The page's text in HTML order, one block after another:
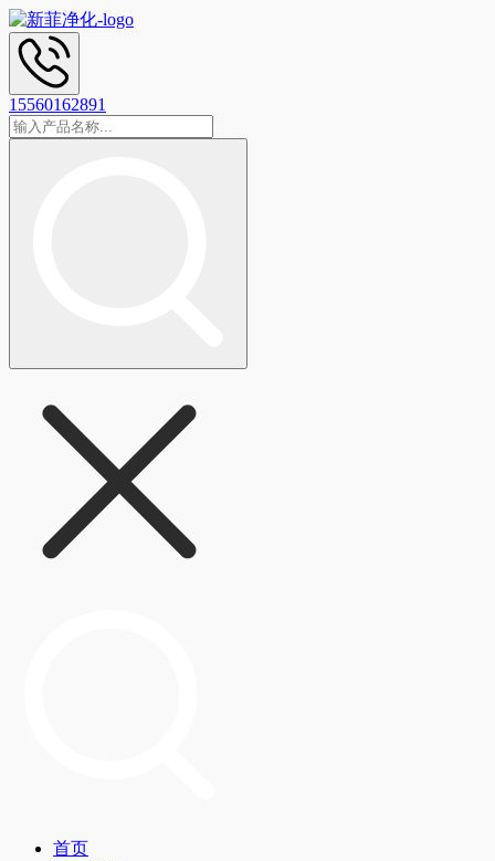
15560162891
首页